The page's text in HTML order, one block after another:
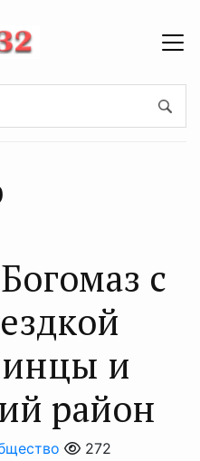
с
и
район
272